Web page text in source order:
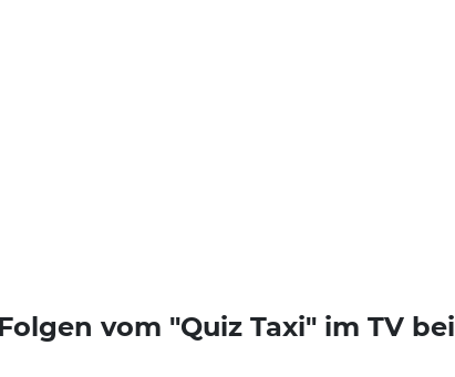
vom "Quiz Taxi" im TV bei